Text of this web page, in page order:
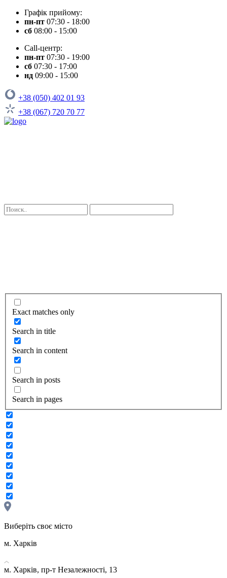
Графік прийому:
пн-пт 07:30 - 18:00
сб 08:00 - 15:00
Call-центр:
пн-пт 07:30 - 19:00
сб 07:30 - 17:00
нд 09:00 - 15:00
+38 (050) 402 01 93
+38 (067) 720 70 77
Exact matches only
Search in title
Search in content
Search in posts
Search in pages
Виберіть своє місто
м. Харків
м. Харків, пр-т Незалежності, 13